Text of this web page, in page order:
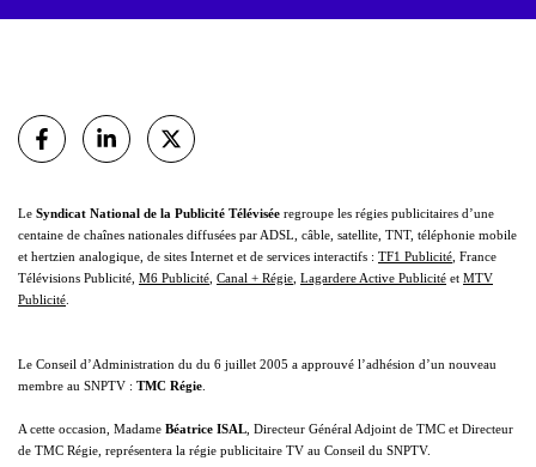
Partager
sur Facebook
sur Linkedinsur X (Twitter)
Le Syndicat National de la Publicité Télévisée regroupe les régies publicitaires d’une
centaine de chaînes nationales diffusées par ADSL, câble, satellite, TNT, téléphonie mobile
et hertzien analogique, de sites Internet et de services interactifs : TF1 Publicité , France
Télévisions Publicité, M6 Publicité Canal + Régie Lagardere Active Publicité et MTV
Publicité
Le Conseil d’Administration du du 6 juillet 2005 a approuvé l’adhésion d’un nouveau
membre au SNPTV : TMC Régie
A cette occasion, Madame Béatrice ISAL , Directeur Général Adjoint de TMC et Directeur
de TMC Régie, représentera la régie publicitaire TV au Conseil du SNPTV.